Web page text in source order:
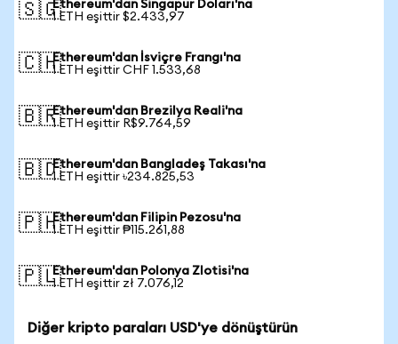
🇸🇬Ethereum'dan Singapur Doları'na
1 ETH eşittir $2.433,97
🇨🇭Ethereum'dan İsviçre Frangı'na
1 ETH eşittir CHF 1.533,68
🇧🇷Ethereum'dan Brezilya Reali'na
1 ETH eşittir R$9.764,59
🇧🇩Ethereum'dan Bangladeş Takası'na
1 ETH eşittir ৳234.825,53
🇵🇭Ethereum'dan Filipin Pezosu'na
1 ETH eşittir ₱115.261,88
🇵🇱Ethereum'dan Polonya Zlotisi'na
1 ETH eşittir zł 7.076,12
Diğer kripto paraları USD'ye dönüştürün